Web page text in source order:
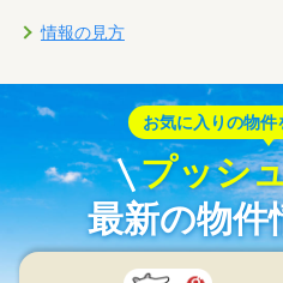
情報の見方
お気に入りの物件
プッシ
最新の物件